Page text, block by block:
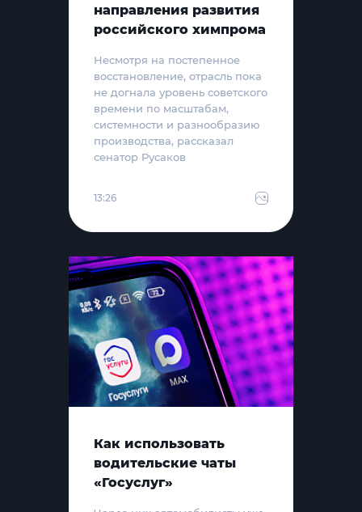
направления развития
российского химпрома
Несмотря на постепенное
восстановление, отрасль пока
не догнала уровень советского
времени по масштабам,
системности и разнообразию
производства, рассказал
сенатор Русаков
13:26
Как использовать
водительские чаты
«Госуслуг»